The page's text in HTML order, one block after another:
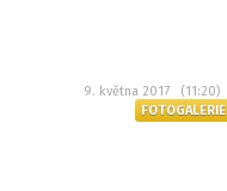
9. května 2017 (11:20)
FOTOGALERIE